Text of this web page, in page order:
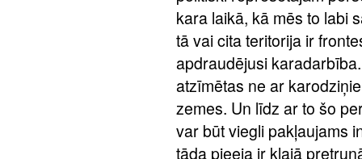
kara laikā, kā mēs to labi
tā vai cita teritorija ir
apdraudējusi
atzīmētas ne ar
zemes. Un līdz ar to šo
var būt viegli pakļaujams
tāda pieeja ir klajā